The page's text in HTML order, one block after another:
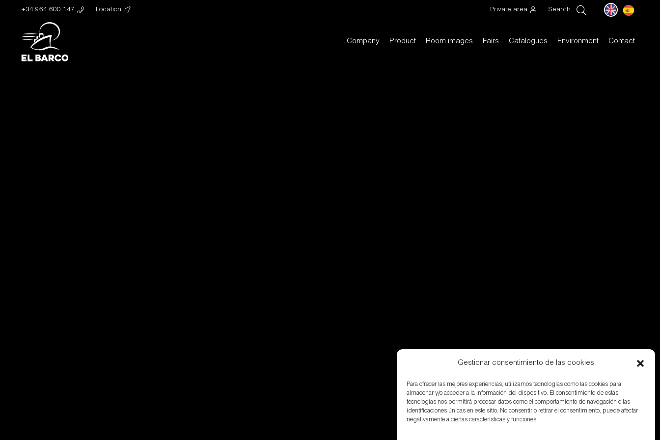
Gestionar consentimiento de las cookies
Para ofrecer las mejores experiencias, utilizamos tecnologías como las cookies para
almacenar y/o acceder a la información del dispositivo. El consentimiento de estas
tecnologías nos permitirá procesar datos como el comportamiento de navegación o las
identificaciones únicas en este sitio. No consentir o retirar el consentimiento, puede afectar
negativamente a ciertas características y funciones.
+34 964 600 147 Location Private area Search
Company Product Room images Fairs Catalogues Environment Contact